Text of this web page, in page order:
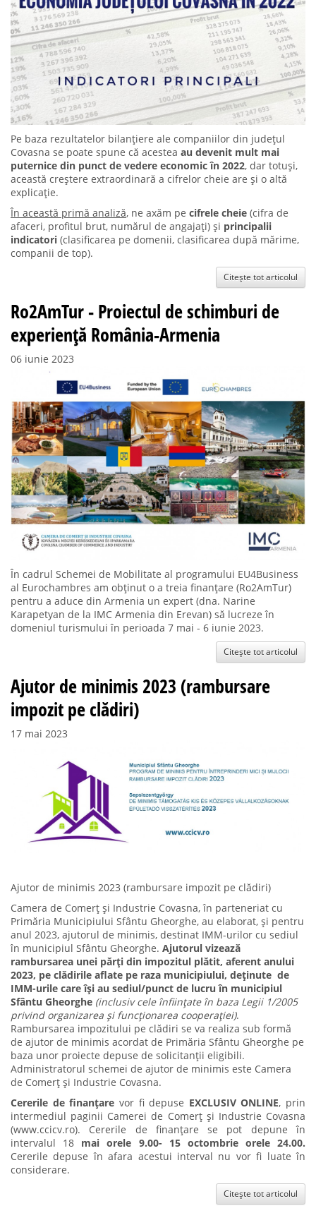
Pe baza rezultatelor bilanțiere ale companiilor din județul
Covasna se poate spune că acestea au devenit mult mai
puternice din punct de vedere economic în 2022, dar totuși,
această creștere extraordinară a cifrelor cheie are și o altă
explicație.
În această primă analiză, ne axăm pe cifrele cheie (cifra de
afaceri, profitul brut, numărul de angajați) și principalii
indicatori (clasificarea pe domenii, clasificarea după mărime,
companii de top).
Citește tot articolul
Ro2AmTur - Proiectul de schimburi de
experiență România-Armenia
06 iunie 2023
În cadrul Schemei de Mobilitate al programului EU4Business
al Eurochambres am obținut o a treia finanțare (Ro2AmTur)
pentru a aduce din Armenia un expert (dna. Narine
Karapetyan de la IMC Armenia din Erevan) să lucreze în
domeniul turismului în perioada 7 mai - 6 iunie 2023.
Citește tot articolul
Ajutor de minimis 2023 (rambursare
impozit pe clădiri)
17 mai 2023
Ajutor de minimis 2023 (rambursare impozit pe clădiri)
Camera de Comerț și Industrie Covasna, în parteneriat cu
Primăria Municipiului Sfântu Gheorghe, au elaborat, și pentru
anul 2023, ajutorul de minimis, destinat IMM-urilor cu sediul
în municipiul Sfântu Gheorghe. Ajutorul vizează
rambursarea unei părți din impozitul plătit, aferent anului
2023, pe clădirile aflate pe raza municipiului, deținute de
IMM-urile care își au sediul/punct de lucru în municipiul
Sfântu Gheorghe (inclusiv cele înființate în baza Legii 1/2005
privind organizarea și funcționarea cooperației).
Rambursarea impozitului pe clădiri se va realiza sub formă
de ajutor de minimis acordat de Primăria Sfântu Gheorghe pe
baza unor proiecte depuse de solicitanții eligibili.
Administratorul schemei de ajutor de minimis este Camera
de Comerț și Industrie Covasna.
Cererile de finanțare vor fi depuse EXCLUSIV ONLINE, prin
intermediul paginii Camerei de Comerț și Industrie Covasna
(www.ccicv.ro). Cererile de finanțare se pot depune în
intervalul 18 mai orele 9.00-
15 octombrie orele 24.00.
Cererile depuse în afara acestui interval nu vor fi luate în
considerare.
Citește tot articolul